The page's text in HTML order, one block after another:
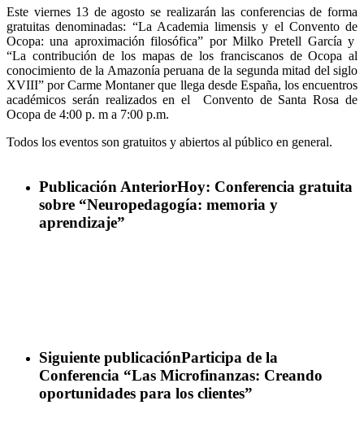
Este viernes 13 de agosto se realizarán las conferencias de forma
gratuitas denominadas: “La Academia limensis y el Convento de
Ocopa: una aproximación filosófica” por Milko Pretell García y
“La contribución de los mapas de los franciscanos de Ocopa al
conocimiento de la Amazonía peruana de la segunda mitad del siglo
XVIII” por Carme Montaner que llega desde España, los encuentros
académicos serán realizados en el Convento de Santa Rosa de
Ocopa de 4:00 p. m a 7:00 p.m.
Todos los eventos son gratuitos y abiertos al público en general.
Publicación AnteriorHoy: Conferencia gratuita
sobre “Neuropedagogía: memoria y
aprendizaje”
Siguiente publicaciónParticipa de la
Conferencia “Las Microfinanzas: Creando
oportunidades para los clientes”